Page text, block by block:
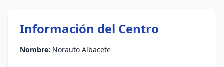
Información del Centro
Nombre: Norauto Albacete